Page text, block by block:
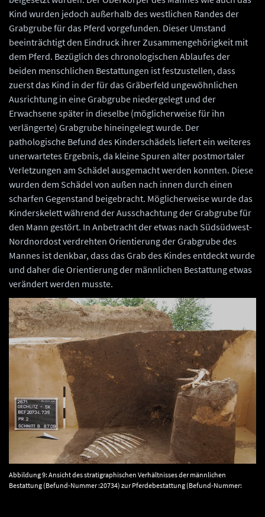
Kind wurden jedoch außerhalb des westlichen Randes der
Grabgrube für das Pferd vorgefunden. Dieser Umstand
beeinträchtigt den Eindruck ihrer Zusammengehörigkeit mit
dem Pferd. Bezüglich des chronologischen Ablaufes der
beiden menschlichen Bestattungen ist festzustellen, dass
zuerst das Kind in der für das Gräberfeld ungewöhnlichen
Ausrichtung in eine Grabgrube niedergelegt und der
Erwachsene später in dieselbe (möglicherweise für ihn
verlängerte) Grabgrube hineingelegt wurde. Der
pathologische Befund des Kinderschädels liefert ein weiteres
unerwartetes Ergebnis, da kleine Spuren alter postmortaler
Verletzungen am Schädel ausgemacht werden konnten. Diese
wurden dem Schädel von außen nach innen durch einen
scharfen Gegenstand beigebracht. Möglicherweise wurde das
Kinderskelett während der Ausschachtung der Grabgrube für
den Mann gestört. In Anbetracht der etwas nach Südsüdwest-
Nordnordost verdrehten Orientierung der Grabgrube des
Mannes ist denkbar, dass das Grab des Kindes entdeckt wurde
und daher die Orientierung der männlichen Bestattung etwas
verändert werden musste.
Abbildung 9: Ansicht des stratigraphischen Verhältnisses der männlichen
Bestattung (Befund-Nummer :20734) zur Pferdebestattung (Befund-Nummer: